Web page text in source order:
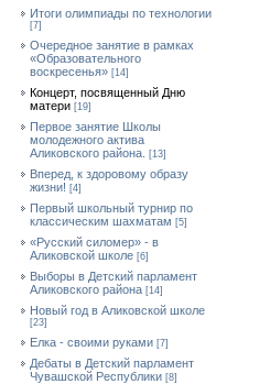
Итоги олимпиады по технологии
[7]
Очередное занятие в рамках
«Образовательного
воскресенья» [14]
Концерт, посвященный Дню
матери [19]
Первое занятие Школы
молодежного актива
Аликовского района.
[13]
Вперед, к здоровому образу
жизни! [4]
Первый школьный турнир по
классическим шахматам [5]
«Русский силомер» - в
Аликовской школе [6]
Выборы в Детский парламент
Аликовского района [14]
Новый год в Аликовской школе
[23]
Елка - своими руками [7]
Дебаты в Детский парламент
Чувашской Республики [8]